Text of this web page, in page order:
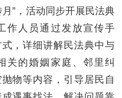
”，活动同步开展民法典
作人员通过发放宣传手
，详细讲解民法典中与
关的婚姻家庭、邻里纠
物等内容，引导居民自